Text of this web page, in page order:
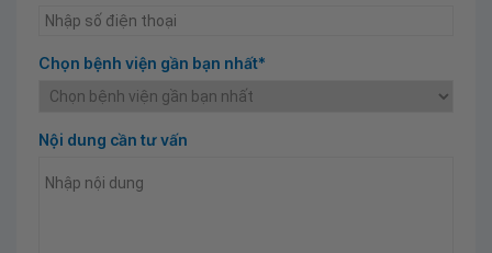
Chọn bệnh viện gần bạn nhất*
Nội dung cần tư vấn